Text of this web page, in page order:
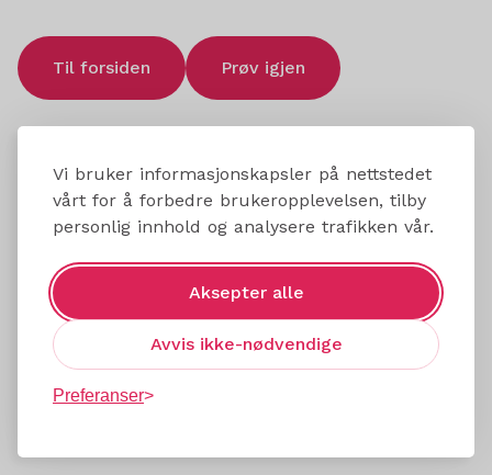
Vi bruker informasjonskapsler på nettstedet
vårt for å forbedre brukeropplevelsen, tilby
personlig innhold og analysere trafikken vår.
Aksepter alle
Avvis ikke-nødvendige
Preferanser
Til forsiden Prøv igjen